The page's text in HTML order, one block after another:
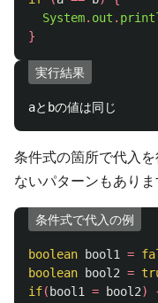
System. out .
}
実行結果
条件式の箇所で代入
ないパターンもありま
条件式で代入の例
boolean bool1 =
boolean
bool2 =
if( bool1 = bool2)